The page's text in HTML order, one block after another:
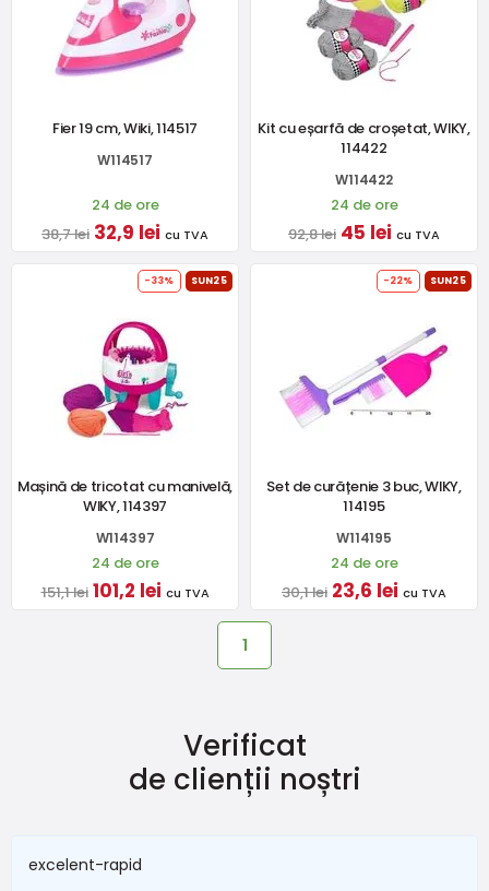
Fier 19 cm, Wiki, 114517
W114517
24 de ore
38,7 lei 32,9 lei cu TVA
Kit cu eșarfă de croșetat, WIKY,
114422
W114422
24 de ore
92,8 lei 45 lei cu TVA
-33% SUN25
Mașină de tricotat cu manivelă,
WIKY, 114397
W114397
24 de ore
151,1 lei 101,2 lei cu TVA
-22% SUN25
Set de curățenie 3 buc, WIKY,
114195
W114195
24 de ore
30,1 lei 23,6 lei cu TVA
1
Verificat
de clienții noștri
excelent-rapid